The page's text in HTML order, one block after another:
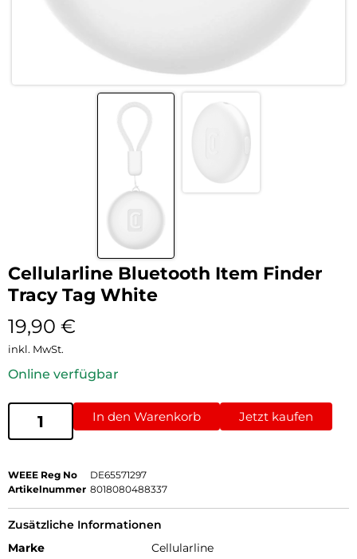
Cellularline Bluetooth Item Finder
Tracy Tag White
19,90 €
inkl. MwSt.
Online verfügbar
In den Warenkorb Jetzt kaufen
WEEE Reg No
DE65571297
Artikelnummer 8018080488337
Zusätzliche Informationen
Marke
Cellularline